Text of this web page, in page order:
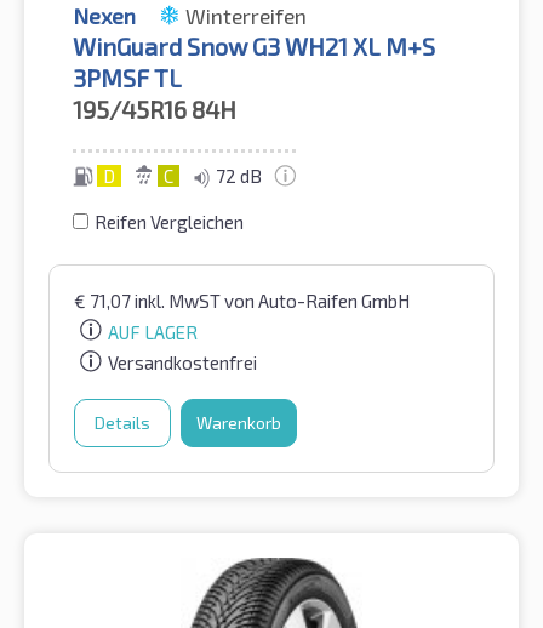
Nexen Winterreifen
WinGuard Snow G3 WH21 XL M+S
3PMSF TL
195/45R16 84H
D C 72 dB
Reifen Vergleichen
€ 71,07inkl. MwSTvon Auto-Raifen GmbH
AUF LAGER
Versandkostenfrei
Details Warenkorb